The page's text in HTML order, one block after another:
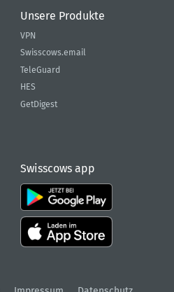
Unsere Produkte
VPN
Swisscows.email
TeleGuard
HES
GetDigest
Swisscows app